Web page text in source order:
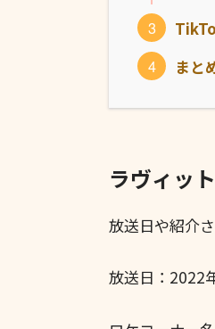
まと
ラヴィッ
放送日や紹介
放送日：2022